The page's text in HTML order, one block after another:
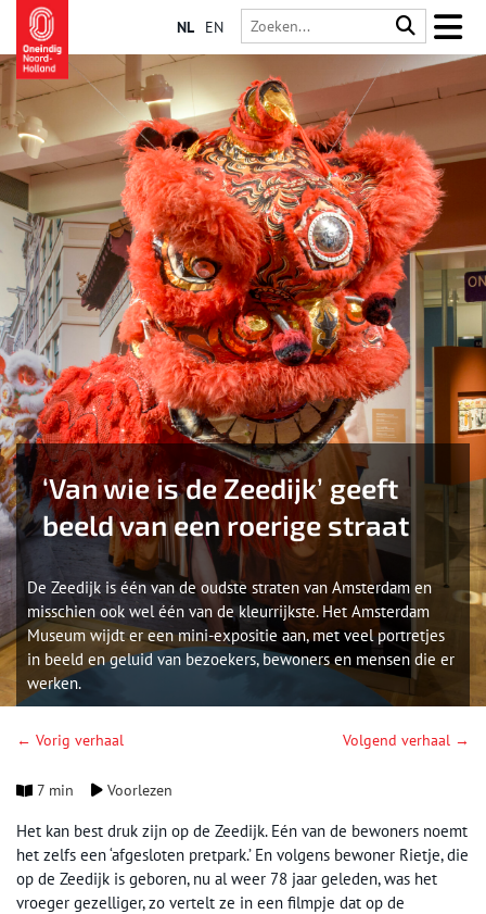
NL EN
‘Van wie is de Zeedijk’ geeft
beeld van een roerige straat
De Zeedijk is één van de oudste straten van Amsterdam en
misschien ook wel één van de kleurrijkste. Het Amsterdam
Museum wijdt er een mini-expositie aan, met veel portretjes
in beeld en geluid van bezoekers, bewoners en mensen die er
werken.
← Vorig verhaal Volgend verhaal →
7 min Voorlezen
Het kan best druk zijn op de Zeedijk. Eén van de bewoners noemt
het zelfs een ‘afgesloten pretpark.’ En volgens bewoner Rietje, die
op de Zeedijk is geboren, nu al weer 78 jaar geleden, was het
vroeger gezelliger, zo vertelt ze in een filmpje dat op de